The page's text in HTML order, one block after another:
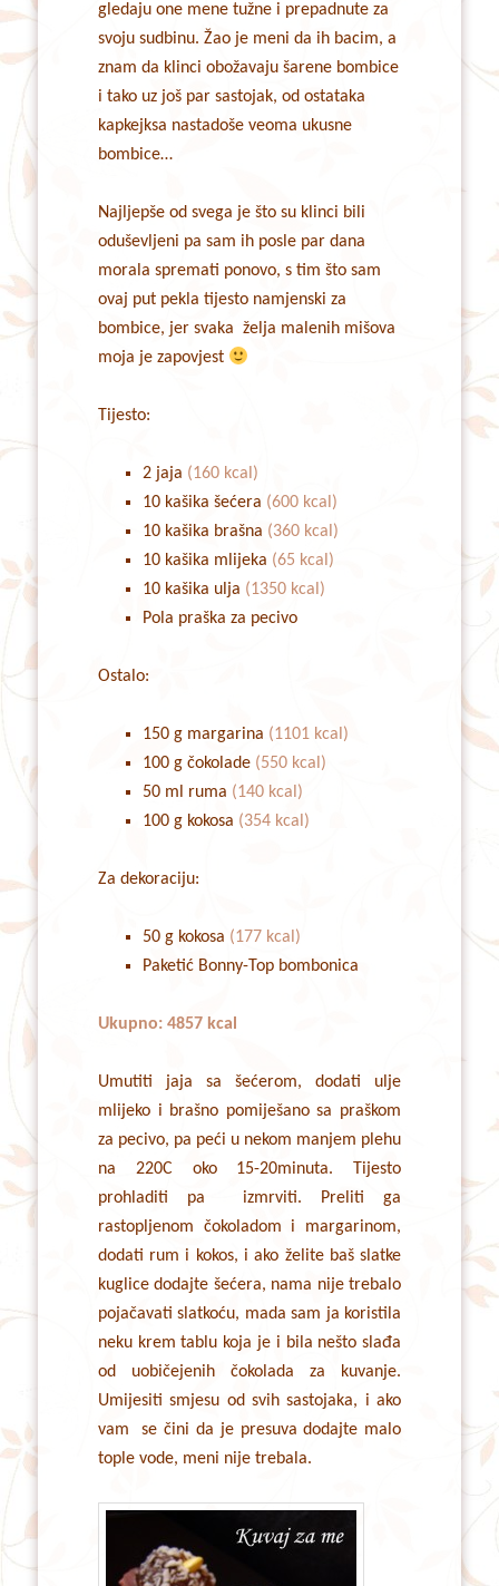
gledaju one mene tužne i prepadnute za
svoju sudbinu. Žao je meni da ih bacim, a
znam da klinci obožavaju šarene bombice
i tako uz još par sastojak, od ostataka
kapkejksa nastadoše veoma ukusne
bombice…
Najljepše od svega je što su klinci bili
oduševljeni pa sam ih posle par dana
morala spremati ponovo, s tim što sam
ovaj put pekla tijesto namjenski za
bombice, jer svaka želja malenih mišova
moja je zapovjest
Tijesto:
2 jaja (160 kcal)
10 kašika šećera (600 kcal)
10 kašika brašna (360 kcal)
10 kašika mlijeka (65 kcal)
10 kašika ulja (1350 kcal)
Pola praška za pecivo
Ostalo:
150 g margarina (1101 kcal)
100 g čokolade(550 kcal)
50 ml ruma (140 kcal)
100 g kokosa (354 kcal)
Za dekoraciju:
50 g kokosa (177 kcal)
Paketić Bonny-Top bombonica
Ukupno: 4857 kcal
Umutiti jaja sa šećerom, dodati ulje
mlijeko i brašno pomiješano sa praškom
za pecivo, pa peći u nekom manjem plehu
na 220C oko 15-20minuta. Tijesto
prohladiti pa izmrviti. Preliti ga
rastopljenom čokoladom i margarinom,
dodati rum i kokos, i ako želite baš slatke
kuglice dodajte šećera, nama nije trebalo
pojačavati slatkoću, mada sam ja koristila
neku krem tablu koja je i bila nešto slađa
od uobičejenih čokolada za kuvanje.
Umijesiti smjesu od svih sastojaka, i ako
vam se čini da je presuva dodajte malo
tople vode, meni nije trebala.